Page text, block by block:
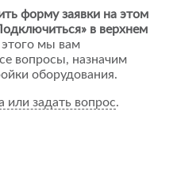
форму заявки на этом
в верхнем
этого мы вам
вопросы, назначим
оборудования.
или задать вопрос.